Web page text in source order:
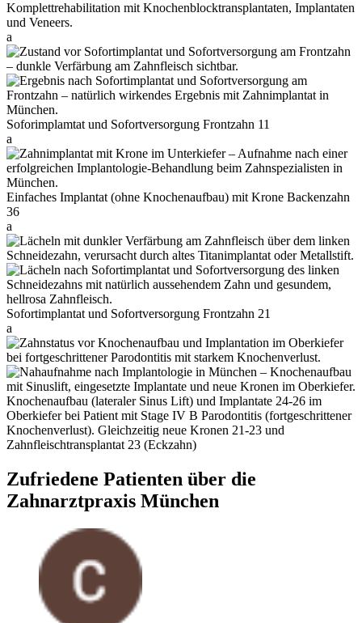
Komplettrehabilitation mit Knochenblocktransplantaten, Implantaten
und Veneers.
a
Soforimplamtat und Sofortversorgung Frontzahn 11
a
Einfaches Implantat (ohne Knochenaufbau) mit Krone Backenzahn
36
a
Sofortimplantat und Sofortversorgung Frontzahn 21
a
Knochenaufbau (lateraler Sinus Lift) und Implantate 24-26 im
Oberkiefer bei Patient mit Stage IV B Parodontitis (fortgeschrittener
Knochenverlust). Gleichzeitig neue Kronen 21-23 und
Zahnfleischtransplantat 23 (Eckzahn)
Zufriedene Patienten über die
Zahnarztpraxis München